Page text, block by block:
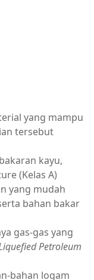
yang mampu
tersebut
kayu,
(Kelas A)
yang mudah
bahan bakar
gas-gas yang
Petroleum
bahan logam